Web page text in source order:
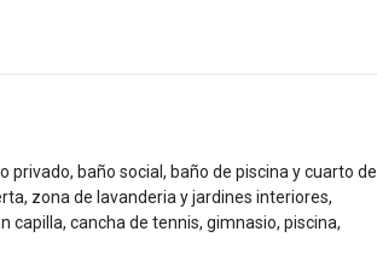
baño social, baño de piscina y cuarto de
zona de lavanderia y jardines interiores,
cancha de tennis, gimnasio, piscina,